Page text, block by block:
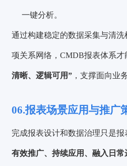
一键分析。
通过构建稳定的数据采集与清
项关系网络，CMDB报表体系才
清晰、逻辑可用” ，支撑面向业
06.报表场景应用与推广
完成报表设计和数据治理只是
有效推广、持续应用、融入日常